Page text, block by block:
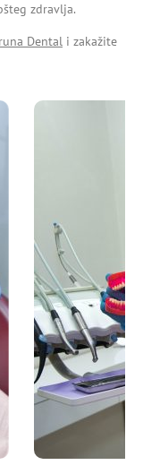
zdravlja.
Dental i zakažite